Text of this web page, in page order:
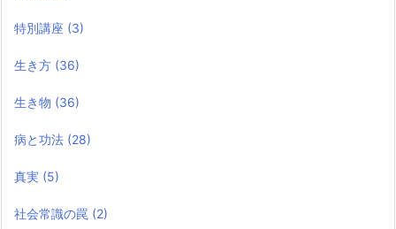
特別講座 (3)
生き方 (36)
生き物 (36)
病と功法 (28)
真実 (5)
社会常識の罠 (2)